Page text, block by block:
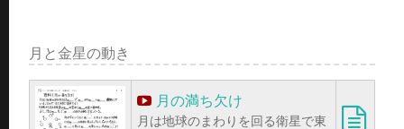
月と金星の動き
月の満ち欠け
月は地球のまわりを回る衛星で東